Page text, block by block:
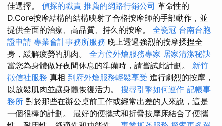
佳選擇。 偵探的職責 推薦的網路行銷公司 革命性的
D.Core按摩結構的結構映射了合格按摩師的手部動作，並
提供全面的治療、高品質、持久的按摩。 全瓷冠 台南台胞
證申請 專業會計事務所服務 晚上透過強烈的按摩揉捏全
身，緩解疲勞的肌肉。 全方位外燴服務專家 居家清潔秘訣
當您為身體做好夜間休息的準備時，請嘗試此計劃。 新竹
徵信社服務 真相 到府外燴服務輕鬆享受 進行劇烈的按摩，
以放鬆肌肉並讓身體恢復活力。 搜尋引擎如何運作 記帳事
務所 對於那些在辦公桌前工作或經常出差的人來說，這是
一個很棒的計劃。 最好的便攜式和折疊按摩床結合了便攜